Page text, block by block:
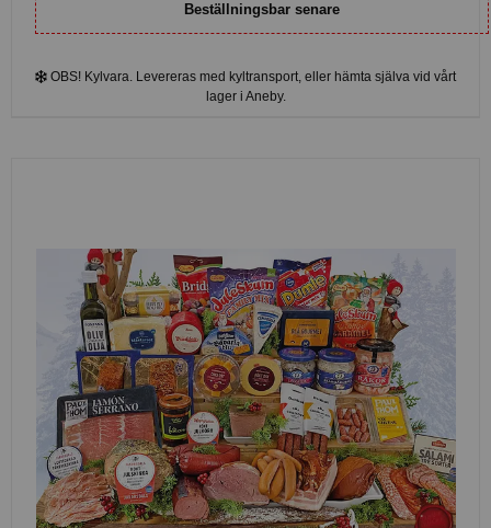
Beställningsbar senare
OBS! Kylvara. Levereras med kyltransport, eller hämta själva vid vårt
lager i Aneby.